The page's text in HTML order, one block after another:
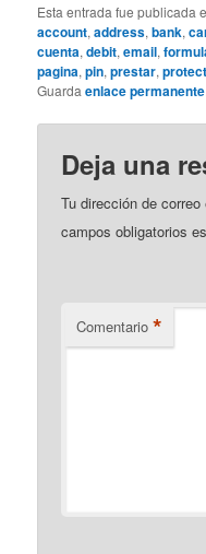
Esta entrada fue publicada
account,address,bank,
cuenta,debit,email,
pagina,pin,prestar,
Guardaenlace permanente
Deja una
Tu dirección de
campos obligatorios
Comentario *